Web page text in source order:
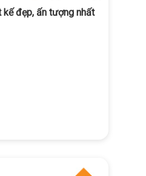
đẹp, ấn tượng nhất